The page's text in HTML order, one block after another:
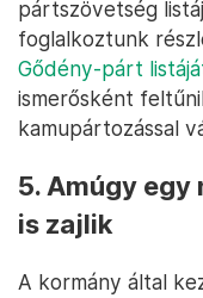
pártszövetség
foglalkoztunk
Gődény-párt
ismerősként
kamupártozással
5. Amúgy egy
is zajlik
A kormány által